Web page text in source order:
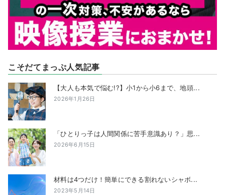
こそだてまっぷ人気記事
【大人も本気で悩む!?】小1から小6まで、地頭...
2026年1月26日
「ひとりっ子は人間関係に苦手意識あり？」思...
2026年6月15日
材料は4つだけ！簡単にできる割れないシャボ...
2023年5月14日